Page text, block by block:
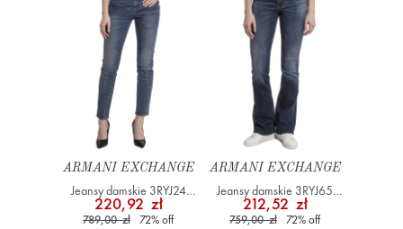
ARMANI EXCHANGE
Jeansy damskie 3RYJ24
Y1MCZ Niebieski
220,92 zł
789,00 zł 72%off
ARMANI EXCHANGE
Jeansy damskie 3RYJ65
Y4NYZ Niebieski
212,52 zł
759,00 zł 72%off